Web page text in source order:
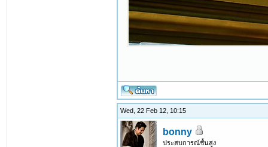
Wed, 22 Feb 12, 10:15
bonny
ประสบการณ์ชั้นสูง